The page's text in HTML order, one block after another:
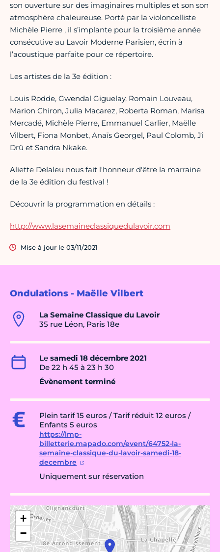
Ondulations - Maëlle Vilbert
La Semaine Classique du Lavoir
35 rue Léon, Paris 18e
Le samedi 18 décembre 2021
De 22 h 45 à 23 h 30
Évènement terminé
Plein tarif 15 euros / Tarif réduit 12 euros /
Enfants 5 euros
https://lmp-
billetterie.mapado.com/event/64752-la-
semaine-classique-du-lavoir-samedi-18-
decembre
Uniquement sur réservation
+
−
son ouverture sur des imaginaires multiples et son son
atmosphère chaleureuse. Porté par la violoncelliste
Michèle Pierre , il s’implante pour la troisième année
consécutive au Lavoir Moderne Parisien, écrin à
l’acoustique parfaite pour ce répertoire.
Les artistes de la 3e édition :
Louis Rodde, Gwendal Giguelay, Romain Louveau,
Marion Chiron, Julia Macarez, Roberta Roman, Marisa
Mercadé, Michèle Pierre, Emmanuel Carlier, Maëlle
Vilbert, Fiona Monbet, Anaïs Georgel, Paul Colomb, Jî
Drû et Sandra Nkake.
Aliette Delaleu nous fait l'honneur d'être la marraine
de la 3e édition du festival !
Découvrir la programmation en détails :
http://www.lasemaineclassiquedulavoir.com
Mise à jour le 03/11/2021